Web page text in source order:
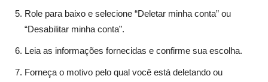
Role para baixo e selecione “Deletar minha conta” ou
“Desabilitar minha conta”.
Leia as informações fornecidas e confirme sua escolha.
Forneça o motivo pelo qual você está deletando ou